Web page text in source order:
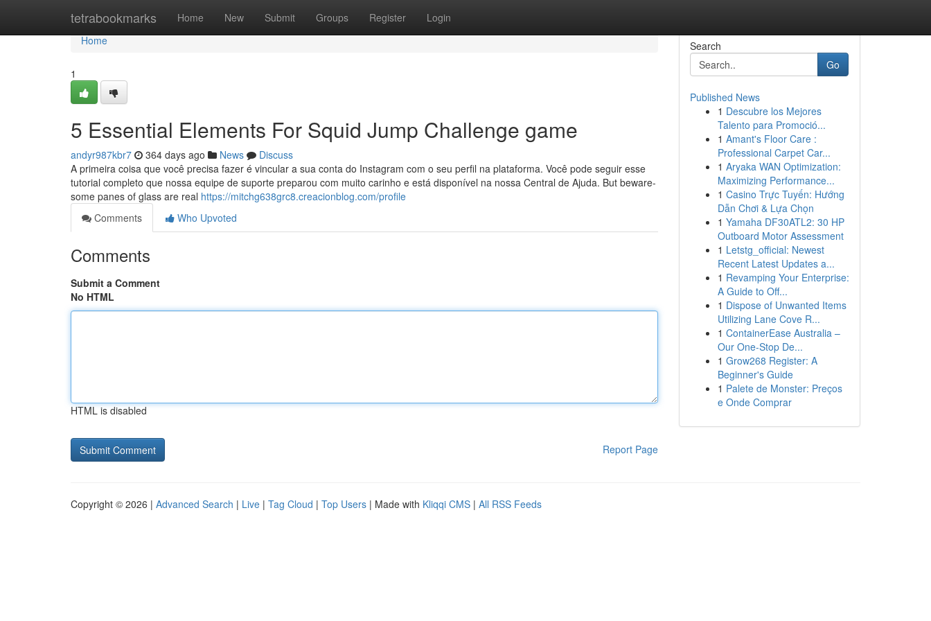
tetrabookmarks Home New Submit Groups Register Login
Home
Home
1
5 Essential Elements For Squid Jump Challenge game
andyr987kbr7 364 days ago News
Discuss
A primeira coisa que você precisa fazer é vincular a sua conta do Instagram com o seu perfil na plataforma. Você pode seguir esse
tutorial completo que nossa equipe de suporte preparou com muito carinho e está disponível na nossa Central de Ajuda. But beware-
some panes of glass are real https://mitchg638grc8.creacionblog.com/profile
Comments
Who Upvoted
Comments
Submit a Comment
No HTML
HTML is disabled
Report Page
Search
Go
Published News
1 Descubre los Mejores
Talento para Promoció...
1 Amant's Floor Care :
Professional Carpet Car...
1 Aryaka WAN Optimization:
Maximizing Performance...
1 Casino Trực Tuyến: Hướng
Dẫn Chơi & Lựa Chọn
1 Yamaha DF30ATL2: 30 HP
Outboard Motor Assessment
1 Letstg_official: Newest
Recent Latest Updates a...
1 Revamping Your Enterprise:
A Guide to Off...
1 Dispose of Unwanted Items
Utilizing Lane Cove R...
1 ContainerEase Australia –
Our One-Stop De...
1 Grow268 Register: A
Beginner's Guide
1 Palete de Monster: Preços
e Onde Comprar
Copyright © 2026 | Advanced Search | Live | Tag Cloud | Top Users | Made with Kliqqi CMS | All RSS Feeds